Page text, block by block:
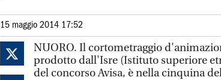
15 maggio 2014 17:52
NUORO. Il cortometraggio
prodotto dall'Isre (Istituto superiore
del concorso Avisa, è nella cinquina